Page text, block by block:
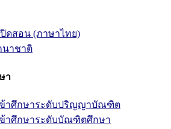
ดสอน (ภาษาไทย)
นาชาติ
า
ข้าศึกษาระดับปริญญาบัณฑิต
ข้าศึกษาระดับบัณฑิตศึกษา